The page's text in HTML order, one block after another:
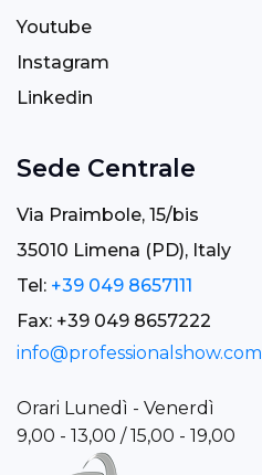
Youtube
Instagram
Linkedin
Sede Centrale
Via Praimbole, 15/bis
35010 Limena (PD), Italy
Tel: +39 049 8657111
Fax: +39 049 8657222
info@professionalshow.com
Orari Lunedì - Venerdì
9,00 - 13,00 / 15,00 - 19,00